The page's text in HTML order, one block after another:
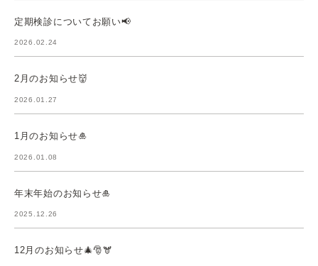
定期検診についてお願い📢
2026.02.24
2月のお知らせ👹
2026.01.27
1月のお知らせ🎍
2026.01.08
年末年始のお知らせ🎍
2025.12.26
12月のお知らせ🎄🎅🫎